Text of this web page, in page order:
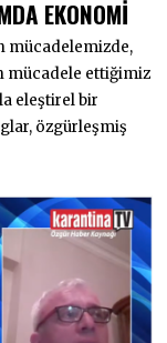
EKONOMİ
mücadelemizde,
mücadele ettiğimiz
eleştirel bir
özgürleşmiş